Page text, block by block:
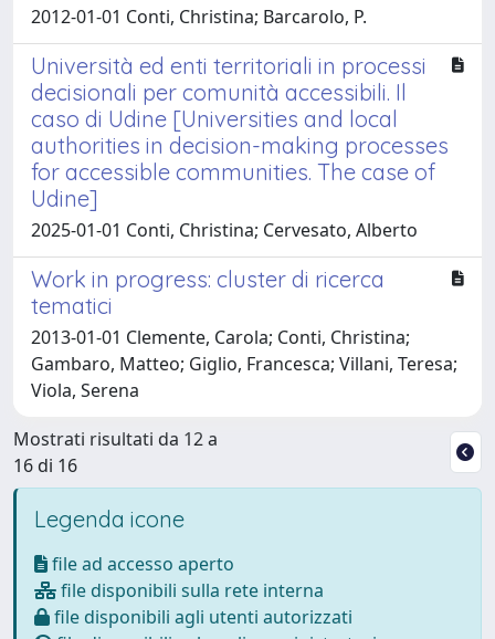
2012-01-01 Conti, Christina; Barcarolo, P.
Università ed enti territoriali in processi
decisionali per comunità accessibili. Il
caso di Udine [Universities and local
authorities in decision-making processes
for accessible communities. The case of
Udine]
2025-01-01 Conti, Christina; Cervesato, Alberto
Work in progress: cluster di ricerca
tematici
2013-01-01 Clemente, Carola; Conti, Christina;
Gambaro, Matteo; Giglio, Francesca; Villani, Teresa;
Viola, Serena
Mostrati risultati da 12 a
16 di 16
Legenda icone
file ad accesso aperto
file disponibili sulla rete interna
file disponibili agli utenti autorizzati